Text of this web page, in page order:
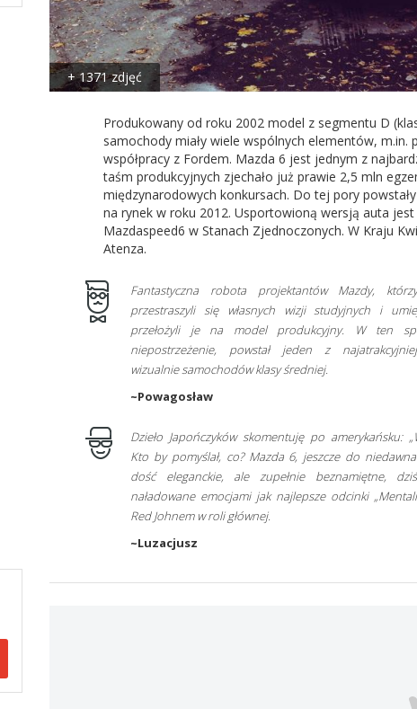
+ 1371 zdjęć
Produkowany od roku 2002 model z segmentu D
samochody miały wiele wspólnych elementów,
współpracy z Fordem. Mazda 6 jest jednym z
taśm produkcyjnych zjechało już prawie 2,5 mln
międzynarodowych konkursach. Do tej pory
na rynek w roku 2012. Usportowioną wersją auta
Mazdaspeed6 w Stanach Zjednoczonych. W Kraju
Atenza.
Fantastyczna robota projektantów Mazdy,
przestraszyli się własnych wizji studyjnych i
przełożyli je na model produkcyjny. W ten
niepostrzeżenie, powstał jeden z
wizualnie samochodów klasy średniej.
~Powagosław
Dzieło Japończyków skomentuję po amerykańsku:
Kto by pomyślał, co? Mazda 6, jeszcze do
dość eleganckie, ale zupełnie beznamiętne,
naładowane emocjami jak najlepsze odcinki
Red Johnem w roli głównej.
~Luzacjusz